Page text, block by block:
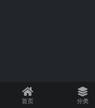
首页 分类